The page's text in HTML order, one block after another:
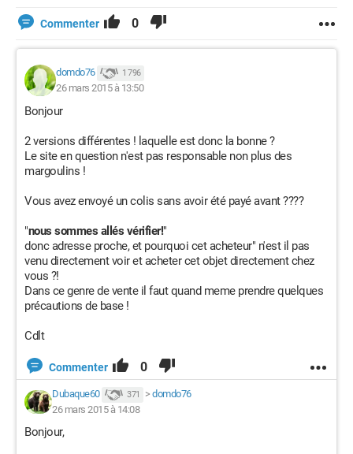
Commenter 0
domdo76 1 796
26 mars 2015 à 13:50
Bonjour
2 versions différentes ! laquelle est donc la bonne ?
Le site en question n'est pas responsable non plus des
margoulins !
Vous avez envoyé un colis sans avoir été payé avant ????
"nous sommes allés vérifier!"
donc adresse proche, et pourquoi cet acheteur" n'est il pas
venu directement voir et acheter cet objet directement chez
vous ?!
Dans ce genre de vente il faut quand meme prendre quelques
précautions de base !
Cdlt
Commenter 0
Dubaque60 371 > domdo76
26 mars 2015 à 14:08
Bonjour,